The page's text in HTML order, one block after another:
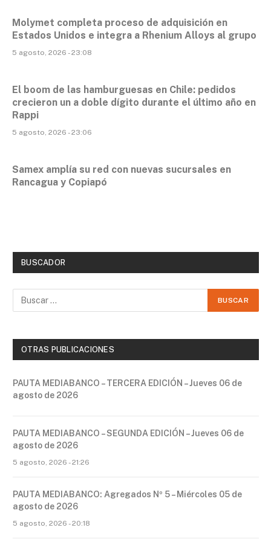
Molymet completa proceso de adquisición en
Estados Unidos e integra a Rhenium Alloys al grupo
5 agosto, 2026 - 23:08
El boom de las hamburguesas en Chile: pedidos
crecieron un a doble dígito durante el último año en
Rappi
5 agosto, 2026 - 23:06
Samex amplía su red con nuevas sucursales en
Rancagua y Copiapó
BUSCADOR
OTRAS PUBLICACIONES
PAUTA MEDIABANCO – TERCERA EDICIÓN – Jueves 06 de
agosto de 2026
PAUTA MEDIABANCO – SEGUNDA EDICIÓN – Jueves 06 de
agosto de 2026
5 agosto, 2026 - 21:26
PAUTA MEDIABANCO: Agregados Nº 5 – Miércoles 05 de
agosto de 2026
5 agosto, 2026 - 20:18